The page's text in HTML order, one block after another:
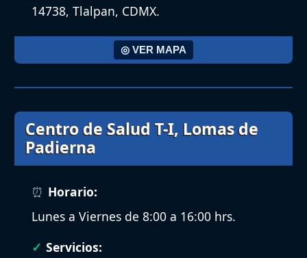
14738, Tlalpan, CDMX.
◎ VER MAPA
Centro de Salud T-I, Lomas de
Padierna
Horario:
Lunes a Viernes de 8:00 a 16:00 hrs.
Servicios: